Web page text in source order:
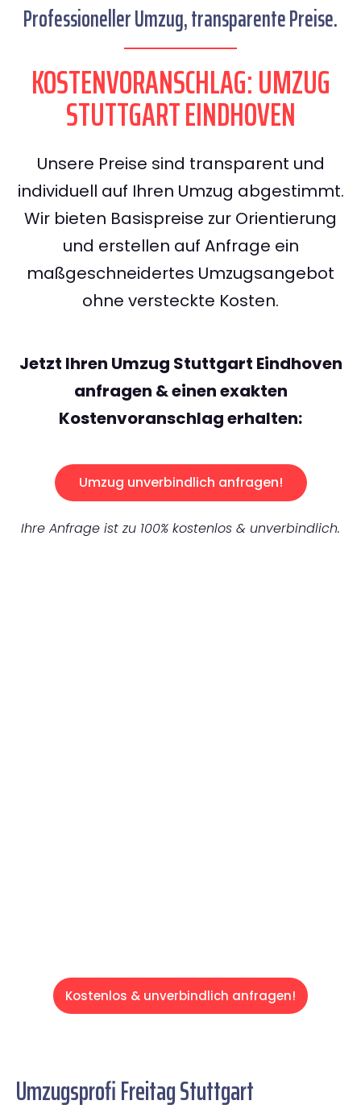
Professioneller Umzug, transparente Preise.
KOSTENVORANSCHLAG: UMZUG
STUTTGART EINDHOVEN
Unsere Preise sind transparent und
individuell auf Ihren Umzug abgestimmt.
Wir bieten Basispreise zur Orientierung
und erstellen auf Anfrage ein
maßgeschneidertes Umzugsangebot
ohne versteckte Kosten.
Jetzt Ihren Umzug Stuttgart Eindhoven
anfragen & einen exakten
Kostenvoranschlag erhalten:
Umzug unverbindlich anfragen!
Ihre Anfrage ist zu 100% kostenlos & unverbindlich.
Kostenlos & unverbindlich anfragen!
Umzugsprofi Freitag Stuttgart